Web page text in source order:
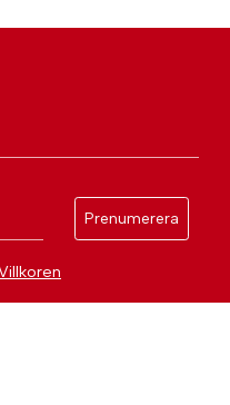
Prenumerera